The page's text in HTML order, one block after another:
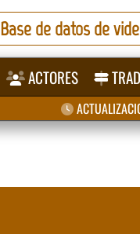
Base de datos de
ACTORES